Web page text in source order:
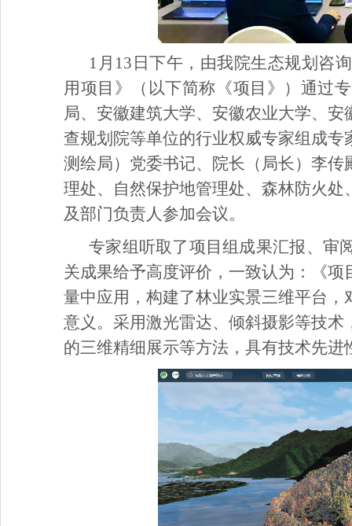
1月13日下午，由我院生态规划咨
用项目》（以下简称《项目》）通过
局、安徽建筑大学、安徽农业大学、
查规划院等单位的行业权威专家组成
测绘局）党委书记、院长（局长）李
理处、自然保护地管理处、森林防火
及部门负责人参加会议。
专家组听取了项目组成果汇报、审
关成果给予高度评价，一致认为：《
量中应用，构建了林业实景三维平台
意义。采用激光雷达、倾斜摄影等技
的三维精细展示等方法，具有技术先进